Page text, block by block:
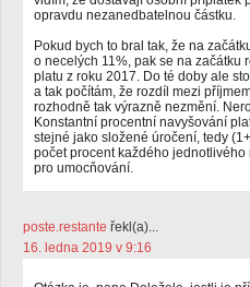
opravdu nezanedbatelnou částku.
Pokud bych to bral tak, že na
o necelých 11%, pak se na začátku
platu z roku 2017. Do té doby ale
a tak počítám, že rozdíl mezi
rozhodně tak výrazně nezmění.
Konstantní procentní navyšování
stejné jako složené úročení, tedy
počet procent každého
pro umocňování.
poste.restante řekl(a)...
16. ledna 2019 v 9:16